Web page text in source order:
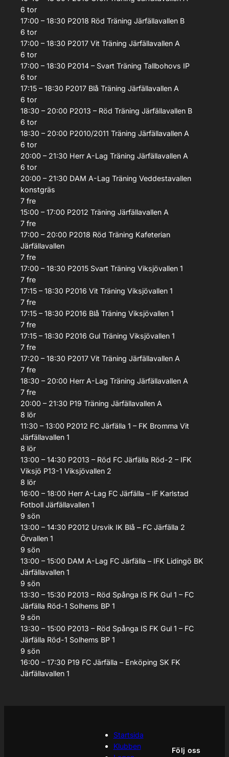
6 tor
17:00 – 18:30 P2018 Röd Träning Järfällavallen B
6 tor
17:00 – 18:30 P2017 Vit Träning Järfällavallen A
6 tor
17:00 – 18:30 P2014 – Svart Träning Tallbohovs IP
6 tor
17:15 – 18:30 P2017 Blå Träning Järfällavallen A
6 tor
18:30 – 20:00 P2013 – Röd Träning Järfällavallen B
6 tor
18:30 – 20:00 P2010/2011 Träning Järfällavallen A
6 tor
20:00 – 21:30 Herr A-Lag Träning Järfällavallen A
6 tor
20:00 – 21:30 DAM A-Lag Träning Veddestavallen
konstgräs
7 fre
15:00 – 17:00 P2012 Träning Järfällavallen A
7 fre
17:00 – 20:00 P2018 Röd Träning Kafeterian
Järfällavallen
7 fre
17:00 – 18:30 P2015 Svart Träning Viksjövallen 1
7 fre
17:15 – 18:30 P2016 Vit Träning Viksjövallen 1
7 fre
17:15 – 18:30 P2016 Blå Träning Viksjövallen 1
7 fre
17:15 – 18:30 P2016 Gul Träning Viksjövallen 1
7 fre
17:20 – 18:30 P2017 Vit Träning Järfällavallen A
7 fre
18:30 – 20:00 Herr A-Lag Träning Järfällavallen A
7 fre
20:00 – 21:30 P19 Träning Järfällavallen A
8 lör
11:30 – 13:00 P2012 FC Järfälla 1 – FK Bromma Vit
Järfällavallen 1
8 lör
13:00 – 14:30 P2013 – Röd FC Järfälla Röd-2 – IFK
Viksjö P13-1 Viksjövallen 2
8 lör
16:00 – 18:00 Herr A-Lag FC Järfälla – IF Karlstad
Fotboll Järfällavallen 1
9 sön
13:00 – 14:30 P2012 Ursvik IK Blå – FC Järfälla 2
Örvallen 1
9 sön
13:00 – 15:00 DAM A-Lag FC Järfälla – IFK Lidingö BK
Järfällavallen 1
9 sön
13:30 – 15:30 P2013 – Röd Spånga IS FK Gul 1 – FC
Järfälla Röd-1 Solhems BP 1
9 sön
13:30 – 15:00 P2013 – Röd Spånga IS FK Gul 1 – FC
Järfälla Röd-1 Solhems BP 1
9 sön
16:00 – 17:30 P19 FC Järfälla – Enköping SK FK
Järfällavallen 1
Startsida
Klubben
Följ oss